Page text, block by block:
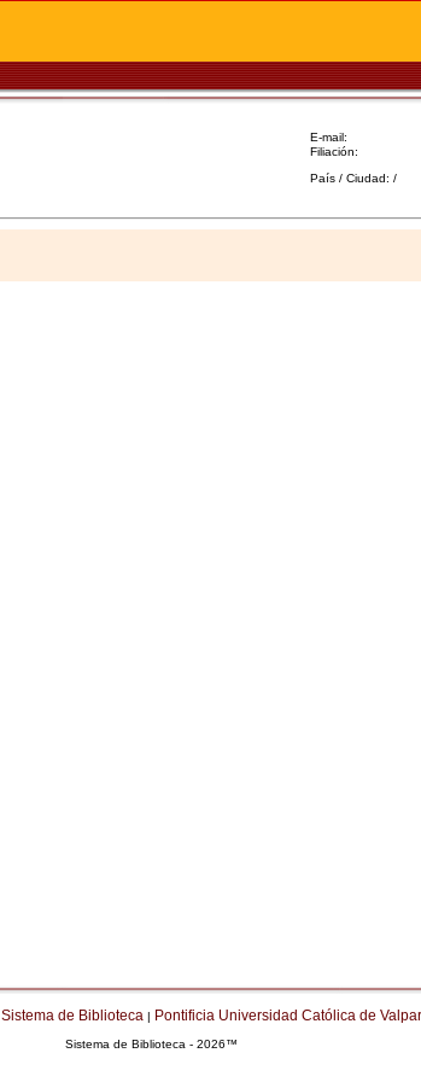
E-mail:
Filiación:
País / Ciudad: /
Sistema de Biblioteca | Pontificia Universidad Católica de
Sistema de Biblioteca - 2026™